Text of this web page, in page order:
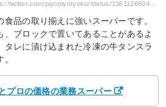
引用元: https://twitter.com/piyopiyotyoko/status/1361126604705910786?s=12
品の取り揃えに強いスーパーです。
ブロックで置いてあることがあるよ
タレに漬け込まれた冷凍の牛タンスラ
プロの価格の業務スーパー